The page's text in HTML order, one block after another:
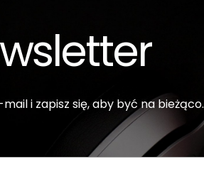
i zapisz się, aby być na bieżąco.